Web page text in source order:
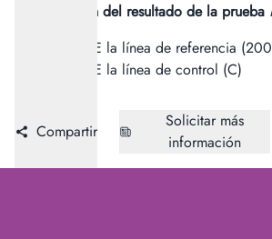
nterpretación del resultado de la prueba
NO SE VE la línea de referencia
NO SE VE la línea de control (C)
Compartir
Solicitar más
información